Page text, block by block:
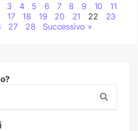
3 4 5 6 7 8 9 10
11
17 18 19 20 21 22
23
27 28 Successivo »